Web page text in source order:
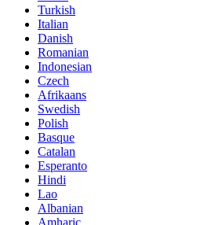
Turkish
Italian
Danish
Romanian
Indonesian
Czech
Afrikaans
Swedish
Polish
Basque
Catalan
Esperanto
Hindi
Lao
Albanian
Amharic